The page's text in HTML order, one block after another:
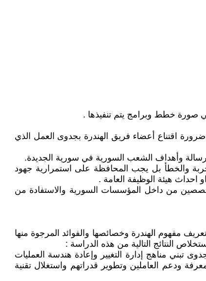
في صورة خطط وبرامج يتم تنفيذها .
اقتناع أعضاء فريق الهندرة بجدوى العمل الذي
رسالة وأهداف الشعب السورية في سورية الجديدة.
والخطأ بل يجب المحافظة على استمرارية جهود
احداث هيئة الوظيفة العامة .
من داخل المؤسسات السورية والاستفادة من
مفهوم الهندرة وخصائصها والفوائد المرجوة منها
النتائج التالية من هذه الدراسة :
تبني مناهج إدارة التغيير وإعادة هندسة العمليات
ودعم العاملين وتطوير قدراتهم واستغلال تقنية